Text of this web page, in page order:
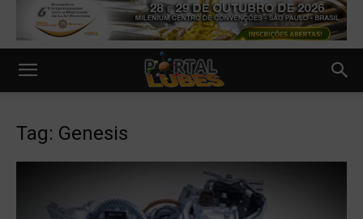
Tag: Genesis